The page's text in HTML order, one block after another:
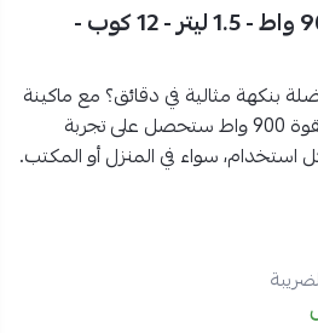
كولين صانعة قهوة 900 واط - 1.5 ليتر - 12 كوب -
بنكهة مثالية في دقائق؟ مع ماكينة
ستحصل على تجربة
سواء في المنزل أو المكتب.
المثالية دون عناء.
السعودية: